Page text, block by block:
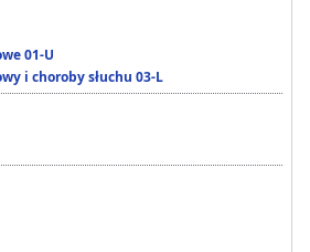
01-U
i choroby słuchu 03-L